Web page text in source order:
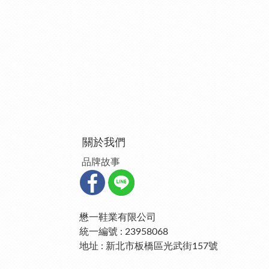
關於我們
品牌故事
懋一鞋業有限公司
統一編號 : 23958068
地址 : 新北市板橋區光武街157號